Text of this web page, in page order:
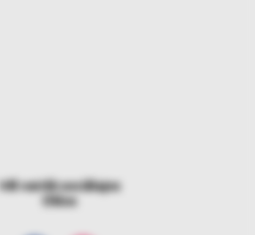
Vēl vairāk sociālajos
tīklos